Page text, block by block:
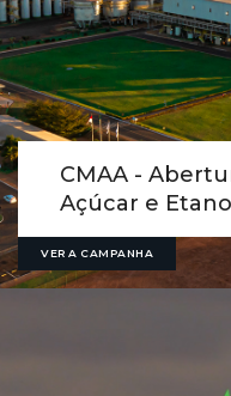
CMAA -
Açúcar e Etanol
VER A CAMPANHA